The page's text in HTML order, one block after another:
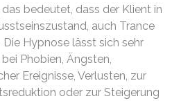
das bedeutet, dass der Klient in
auch Trance
Hypnose lässt sich sehr
Phobien, Ängsten,
Ereignisse, Verlusten, zur
oder zur Steigerung